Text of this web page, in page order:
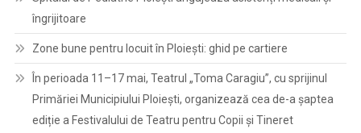
îngrijitoare
Zone bune pentru locuit în Ploiești: ghid pe cartiere
În perioada 11–17 mai, Teatrul „Toma Caragiu”, cu sprijinul
Primăriei Municipiului Ploiești, organizează cea de-a șaptea
ediție a Festivalului de Teatru pentru Copii și Tineret